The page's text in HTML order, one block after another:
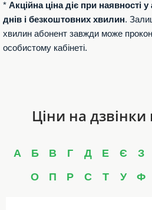
* Акційна ціна діє при наявності
днів і безкоштовних хвилин.
хвилин абонент завжди може
особистому кабінеті.
Ціни на дзвінки
А Б В Г Д Е Є З
О
П Р С Т У Ф